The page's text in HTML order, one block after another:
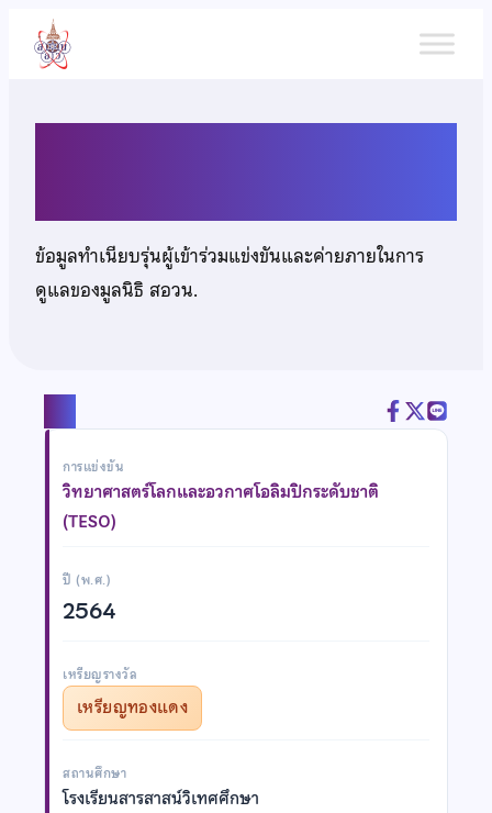
เนื้อหา
ข้อมูลทำเนียบรุ่นผู้เข้าร่วมแข่งขันและค่ายภายในการ
ดูแลของมูลนิธิ สอวน.
การแข่งขัน
วิทยาศาสตร์โลกและอวกาศโอลิมปิกระดับชาติ
(TESO)
ปี (พ.ศ.)
2564
เหรียญรางวัล
เหรียญทองแดง
สถานศึกษา
โรงเรียนสารสาสน์วิเทศศึกษา